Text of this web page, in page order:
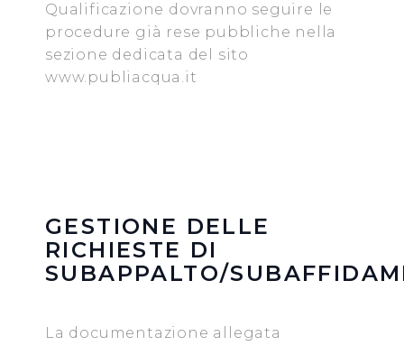
Qualificazione dovranno seguire le
procedure già rese pubbliche nella
sezione dedicata del sito
www.publiacqua.it
GESTIONE DELLE
RICHIESTE DI
SUBAPPALTO/
La documentazione allegata